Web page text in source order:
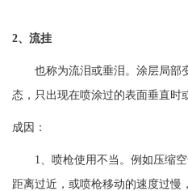
2、流挂
也称为流泪或垂泪。涂层局部
态，只出现在喷涂过的表面垂直时
成因：
1、喷枪使用不当。例如压缩
距离过近，或喷枪移动的速度过慢